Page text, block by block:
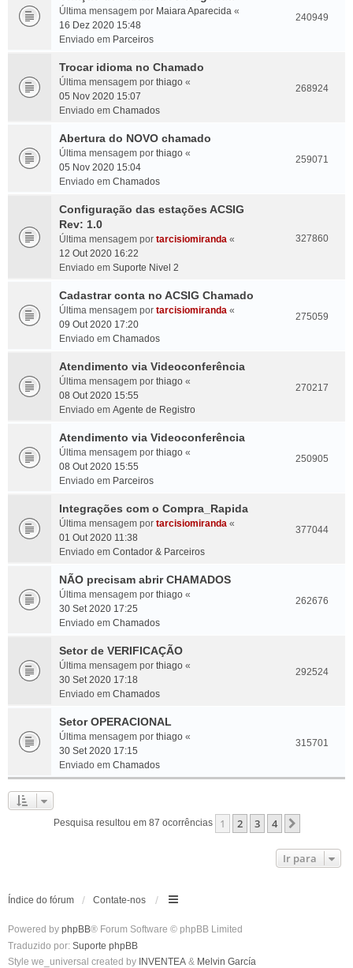
Última mensagem por Maiara Aparecida «
16 Dez 2020 15:48
Enviado em Parceiros
240949
Trocar idioma no Chamado
Última mensagem por thiago «
05 Nov 2020 15:07
Enviado em Chamados
268924
Abertura do NOVO chamado
Última mensagem por thiago «
05 Nov 2020 15:04
Enviado em Chamados
259071
Configuração das estações ACSIG
Rev: 1.0
Última mensagem por tarcisiomiranda «
12 Out 2020 16:22
Enviado em Suporte Nivel 2
327860
Cadastrar conta no ACSIG Chamado
Última mensagem por tarcisiomiranda «
09 Out 2020 17:20
Enviado em Chamados
275059
Atendimento via Videoconferência
Última mensagem por thiago «
08 Out 2020 15:55
Enviado em Agente de Registro
270217
Atendimento via Videoconferência
Última mensagem por thiago «
08 Out 2020 15:55
Enviado em Parceiros
250905
Integrações com o Compra_Rapida
Última mensagem por tarcisiomiranda «
01 Out 2020 11:38
Enviado em Contador & Parceiros
377044
NÃO precisam abrir CHAMADOS
Última mensagem por thiago «
30 Set 2020 17:25
Enviado em Chamados
262676
Setor de VERIFICAÇÃO
Última mensagem por thiago «
30 Set 2020 17:18
Enviado em Chamados
292524
Setor OPERACIONAL
Última mensagem por thiago «
30 Set 2020 17:15
Enviado em Chamados
315701
Pesquisa resultou em 87 ocorrências 1 2 3 4
Ir para
Índice do fórum Contate-nos
Powered by phpBB® Forum Software © phpBB Limited
Traduzido por: Suporte phpBB
Style we_universal created by INVENTEA & Melvin García